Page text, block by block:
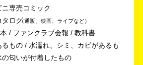
専売コミック
タログ 通販、映画、ライブなど
/ ファンクラブ会報 / 教科書
もの / 水濡れ、シミ、カビがあるも
匂いが付着したもの